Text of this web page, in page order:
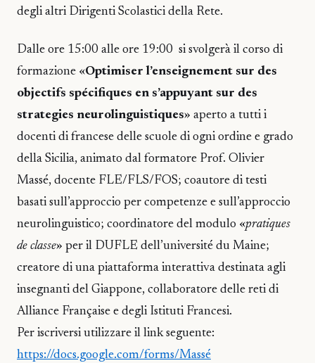
degli altri Dirigenti Scolastici della Rete.
Dalle ore 15:00 alle ore 19:00 si svolgerà il corso di
formazione «Optimiser l’enseignement sur des
objectifs spécifiques en s’appuyant sur des
strategies neurolinguistiques» aperto a tutti i
docenti di francese delle scuole di ogni ordine e grado
della Sicilia, animato dal formatore Prof. Olivier
Massé, docente FLE/FLS/FOS; coautore di testi
basati sull’approccio per competenze e sull’approccio
neurolinguistico; coordinatore del modulo «pratiques
de classe» per il DUFLE dell’université du Maine;
creatore di una piattaforma interattiva destinata agli
insegnanti del Giappone, collaboratore delle reti di
Alliance Française e degli Istituti Francesi.
Per iscriversi utilizzare il link seguente:
https://docs.google.com/forms/Massé